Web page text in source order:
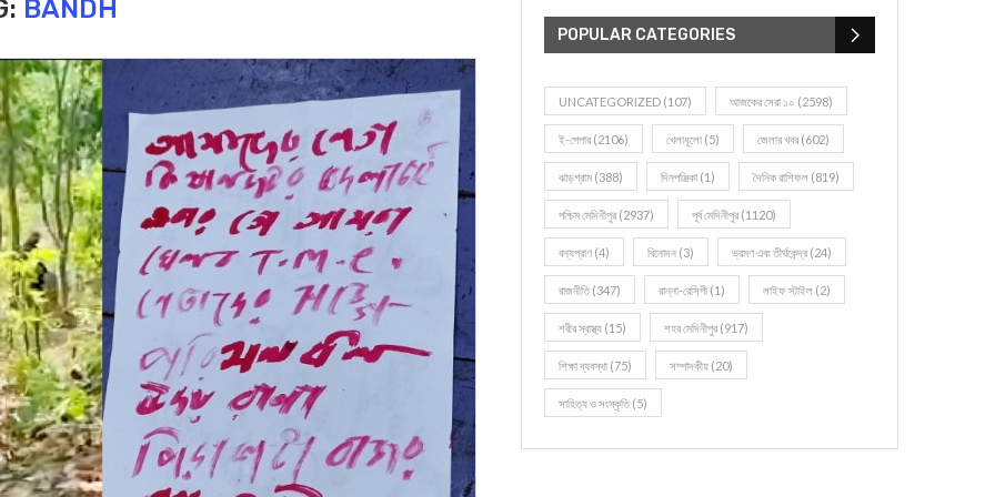
BANDH
POPULAR CATEGORIES
UNCATEGORIZED (107) আজকের সেরা ১০ (2598)
ই-পেপার (2106) খেলাধূলো (5) জেলার খবর (602)
ঝাড়গ্রাম (388) দিনপঞ্জিকা (1) দৈনিক রাশিফল (819)
পশ্চিম মেদিনীপুর (2937) পূর্ব মেদিনীপুর (1120)
বন্যপ্রাণ (4) বিনোদন (3) ভ্রমণ এবং তীর্থকেন্দ্র (24)
রাজনীতি(347) রান্না-রেসিপী (1) লাইফ স্টাইল (2)
শরীর স্বাস্থ্য (15) শহর মেদিনীপুর (917)
শিক্ষা ব্যবস্থা (75) সম্পাদকীয় (20)
সাহিত্য ও সংস্কৃতি(5)